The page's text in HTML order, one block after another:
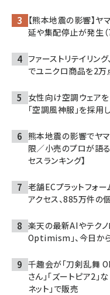
【熊本地震の影響】ヤ
延や集配停止が発生（
ファーストリテイリ
でユニクロ商品を2
女性向け空調ウェアを
「空調風神服」を採用
熊本地震の影響でヤ
限／小売のプロが語
セスランキング】
老舗ECプラットフォー
アクセス、885万件の
楽天の最新AIやテク
Optimism」、今日か
千趣会が「刀剣乱舞
さん」「ズートピア2」
ネット」で販売